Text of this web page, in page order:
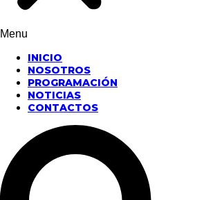
Menu
INICIO
NOSOTROS
PROGRAMACIÓN
NOTICIAS
CONTACTOS